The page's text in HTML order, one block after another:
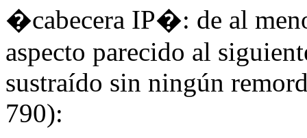
�cabecera IP�: de al
aspecto parecido al
sustraído sin ningún
790):